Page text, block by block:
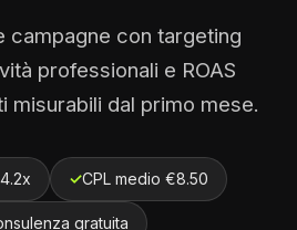
campagne con targeting
professionali e ROAS
misurabili dal primo mese.
✓CPL medio €8.50
gratuita